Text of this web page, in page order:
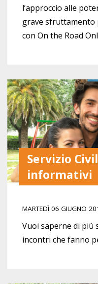
l’approccio alle
grave sfruttamento
con On the Road
Servizio
informativi
MARTEDÌ 06 GIUGNO
Vuoi saperne di più
incontri che fanno